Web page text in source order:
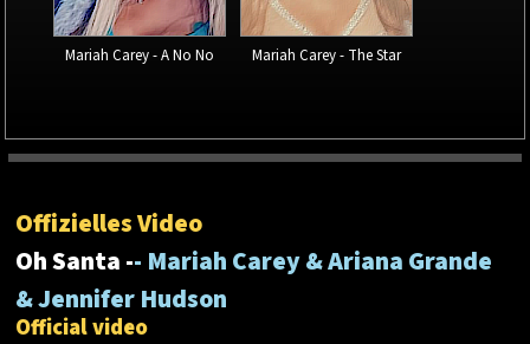
Mariah Carey - A No No Mariah Carey - The Star
Offizielles Video
Oh Santa -- Mariah Carey & Ariana Grande
& Jennifer Hudson
Official video